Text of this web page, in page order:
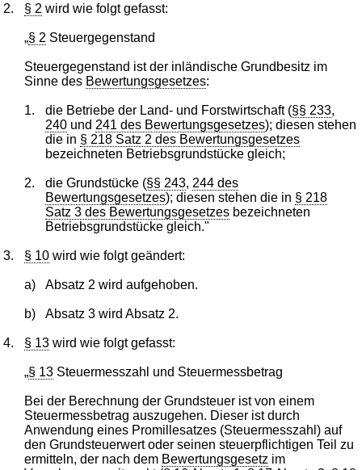
2. § 2 wird wie folgt gefasst:
„§ 2 Steuergegenstand
Steuergegenstand ist der inländische Grundbesitz im
Sinne des Bewertungsgesetzes:
1. die Betriebe der Land- und Forstwirtschaft (§§ 233,
240und 241 des Bewertungsgesetzes); diesen stehen
die in § 218 Satz 2 des Bewertungsgesetzes
bezeichneten Betriebsgrundstücke gleich;
2. die Grundstücke (§§ 243, 244 des
Bewertungsgesetzes); diesen stehen die in § 218
Satz 3 des Bewertungsgesetzesbezeichneten
Betriebsgrundstücke gleich."
3. § 10 wird wie folgt geändert:
a) Absatz 2 wird aufgehoben.
b) Absatz 3 wird Absatz 2.
4. § 13 wird wie folgt gefasst:
„§ 13 Steuermesszahl und Steuermessbetrag
Bei der Berechnung der Grundsteuer ist von einem
Steuermessbetrag auszugehen. Dieser ist durch
Anwendung eines Promillesatzes (Steuermesszahl) auf
den Grundsteuerwert oder seinen steuerpflichtigen Teil zu
ermitteln, der nach dem Bewertungsgesetz im